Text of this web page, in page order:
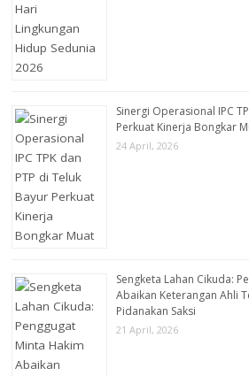
Sinergi Operasional IPC
Perkuat Kinerja Bongkar
24 April, 2026
Sengketa Lahan Cikuda:
Abaikan Keterangan Ahli
Pidanakan Saksi
21 April, 2026